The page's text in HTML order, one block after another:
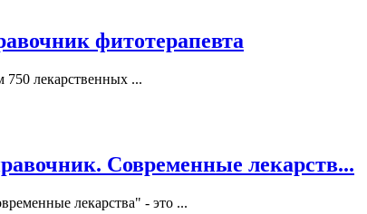
фитотерапевта
750 лекарственных ...
Современные лекарств...
лекарства" - это ...